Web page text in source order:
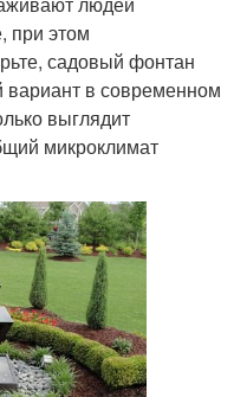
при этом
садовый фонтан
в современном
выглядит
микроклимат